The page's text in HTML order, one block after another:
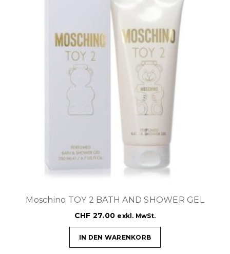
Moschino TOY 2 BATH AND SHOWER GEL
CHF 27.00 exkl. MwSt.
IN DEN WARENKORB